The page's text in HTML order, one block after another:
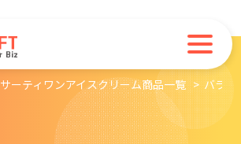
サーティワンアイスクリーム商品一覧 バラエ